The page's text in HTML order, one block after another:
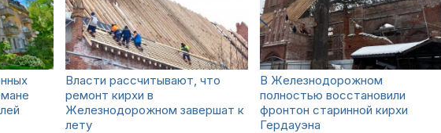
Власти рассчитывают, что
ремонт кирхи в
Железнодорожном завершат к
лету
В Железнодорожном
полностью восстановили
фронтон старинной кирхи
Гердауэна